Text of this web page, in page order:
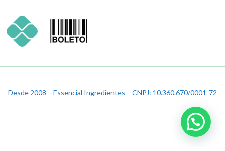
Desde 2008 – Essencial Ingredientes – CNPJ: 10.360.670/0001-72